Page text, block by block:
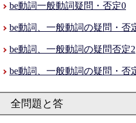
be動詞一般動詞疑問・否定0
be動詞、一般動詞の疑問・否
be動詞、一般動詞の疑問否定2
be動詞、一般動詞の疑問・否